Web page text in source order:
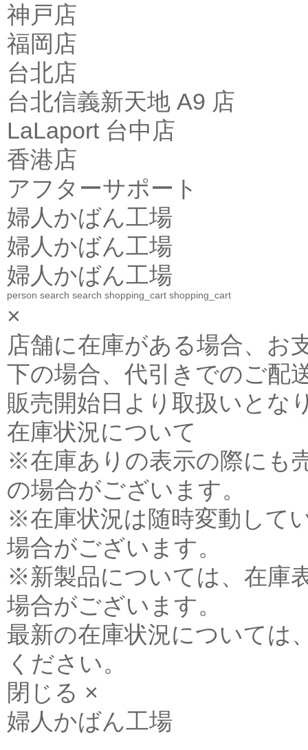
神戸店
福岡店
台北店
台北信義新天地 A9 店
LaLaport 台中店
香港店
アフターサポート
婦人かばん工場
婦人かばん工場
婦人かばん工場
person search search shopping_cart shopping_cart
×
店舗に在庫がある場合、お
下の場合、代引きでのご配
販売開始日より取扱いとな
在庫状況について
※在庫ありの表示の際にも
の場合がございます。
※在庫状況は随時変動して
場合がございます。
※新製品については、在庫
場合がございます。
最新の在庫状況については
ください。
閉じる ×
婦人かばん工場